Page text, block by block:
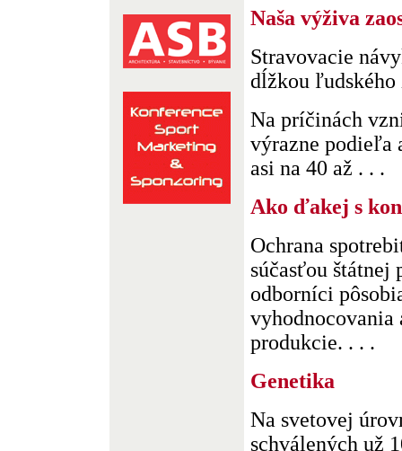
Naša výživa
Stravovacie
dĺžkou ľudského
Na príčinách
výrazne podieľa
asi na 40 až . . .
Ako ďakej s
Ochrana
súčasťou
odborníci
produkcie. . . .
Genetika
Na svetovej
schválených už